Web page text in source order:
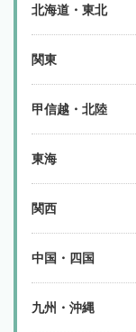
北海道・東北
関東
甲信越・北陸
東海
関西
中国・四国
九州・沖縄